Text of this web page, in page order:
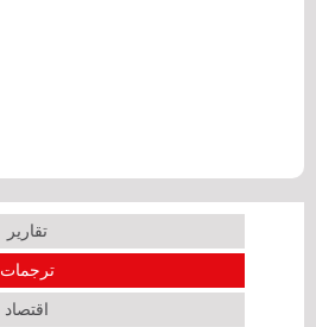
تقارير
ترجمات
اقتصاد